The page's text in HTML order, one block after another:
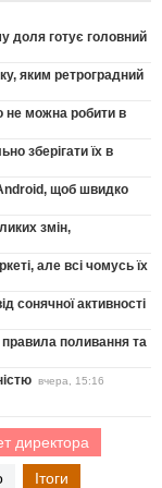
доля готує головний
яким ретроградний
не можна робити в
зберігати їх в
щоб швидко
змін,
але всі чомусь їх
сонячної активності
правила поливання та
вчера, 15:16
директора
Ітоги